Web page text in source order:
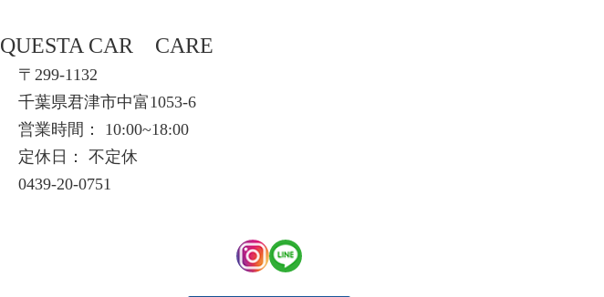
QUESTA CAR CARE
〒299-1132
千葉県君津市中富1053-6
営業時間： 10:00~18:00
定休日： 不定休
0439-20-0751